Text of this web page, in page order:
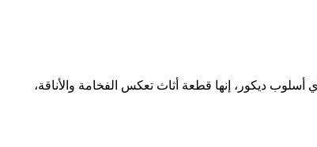
ديكور، إنها قطعة أثاث تعكس الفخامة والأناقة،